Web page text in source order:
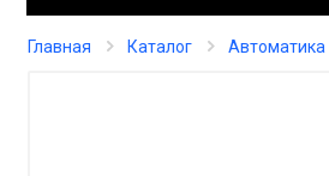
Кондиционирование
Главная Каталог Автоматика